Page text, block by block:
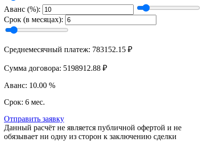
Аванс (%):
Срок (в месяцах):
Среднемесячный платеж: 783152.15 ₽
Сумма договора: 5198912.88 ₽
Аванс: 10.00 %
Срок: 6 мес.
Отправить заявку
Данный расчёт не является публичной офертой и не
обязывает ни одну из сторон к заключению сделки